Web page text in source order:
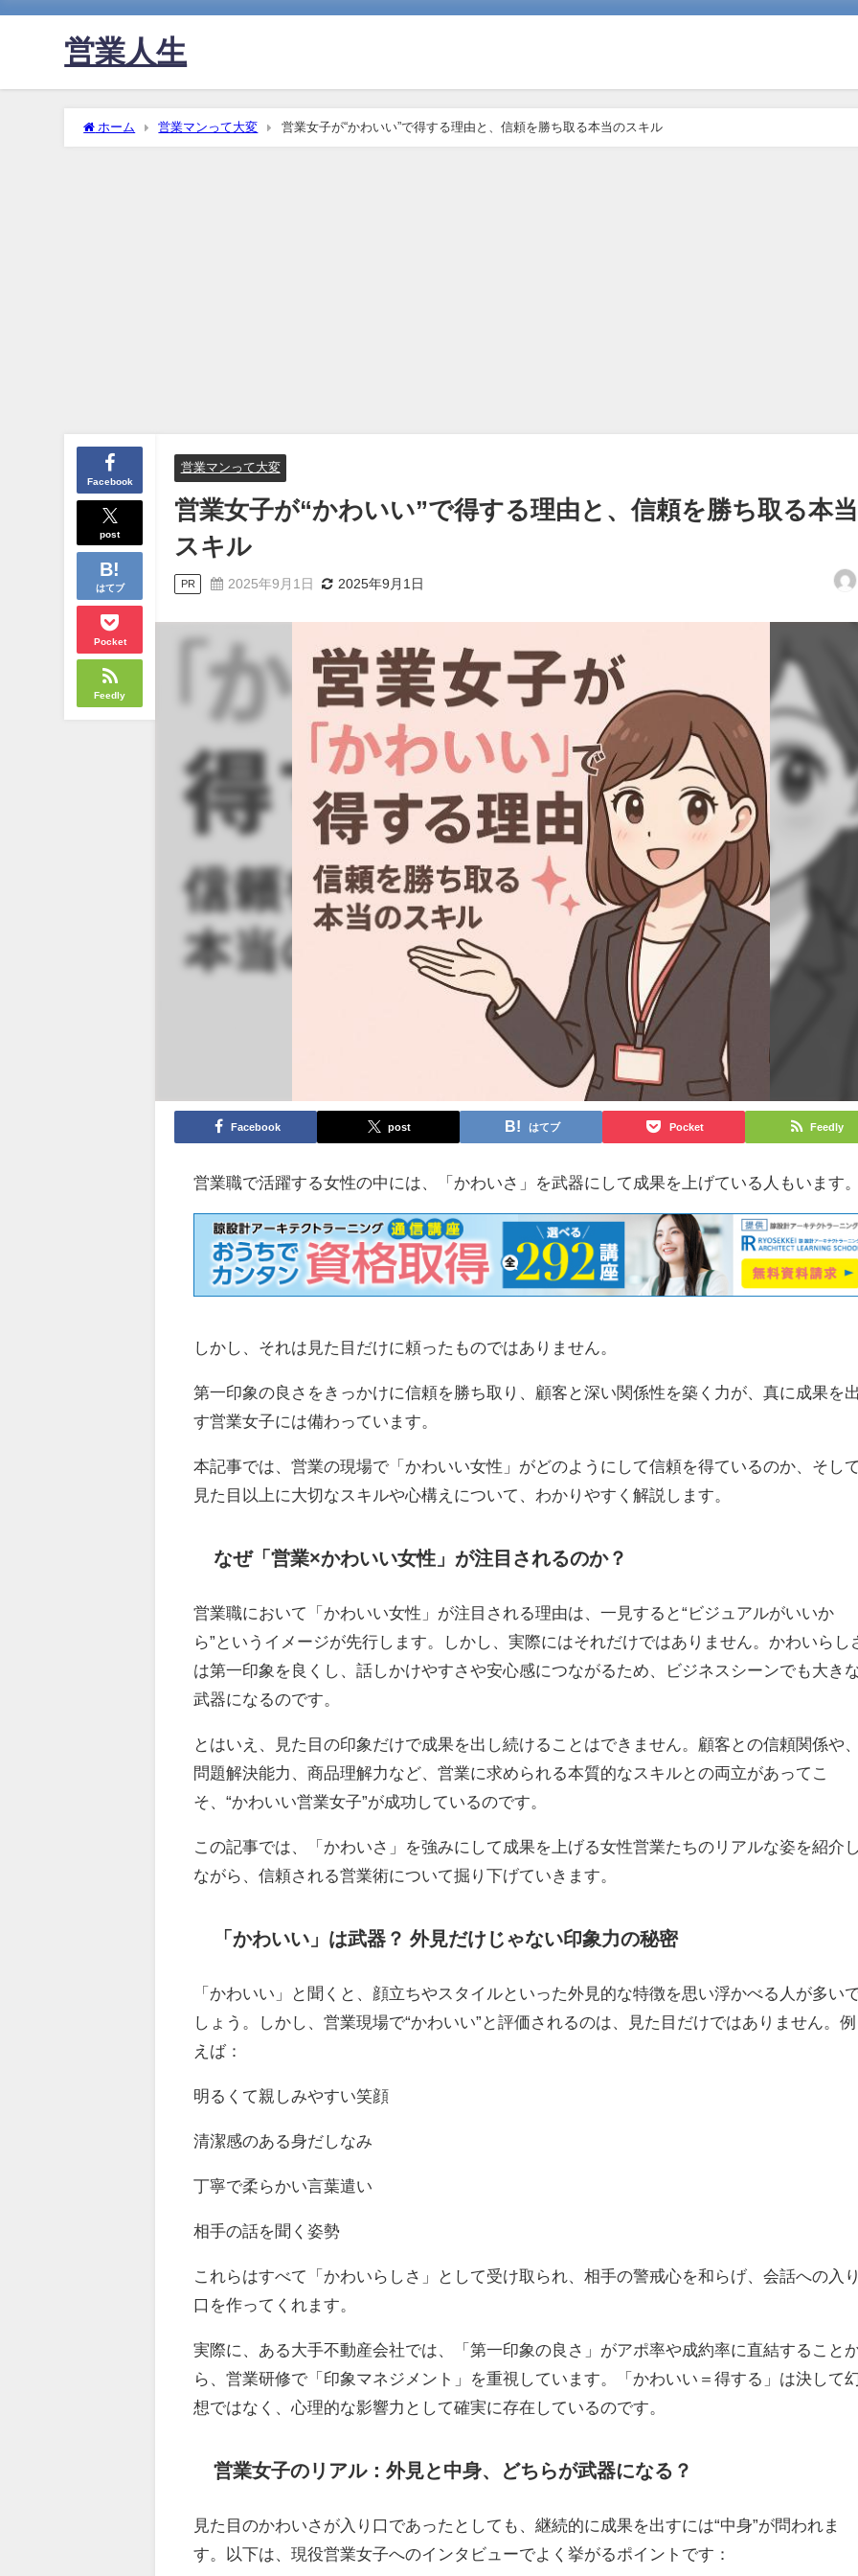
営業人生
ホーム 営業マンって大変 営業女子が“かわいい”で得する理由と、信頼を勝ち取る本当のスキル
Facebook
post
はてブ
Pocket
Feedly
営業マンって大変
営業女子が“かわいい”で得する理由と、信頼を勝ち取る本
スキル
PR 2025年9月1日 2025年9月1日
Facebook post はてブ Pocket Feedly
営業職で活躍する女性の中には、「かわいさ」を武器にして成果を上げている人もいます。
しかし、それは見た目だけに頼ったものではありません。
第一印象の良さをきっかけに信頼を勝ち取り、顧客と深い関係性を築く力が、真に成果を出
す営業女子には備わっています。
本記事では、営業の現場で「かわいい女性」がどのようにして信頼を得ているのか、そして
見た目以上に大切なスキルや心構えについて、わかりやすく解説します。
なぜ「営業×かわいい女性」が注目されるのか？
営業職において「かわいい女性」が注目される理由は、一見すると“ビジュアルがいいか
ら”というイメージが先行します。しかし、実際にはそれだけではありません。かわいらし
は第一印象を良くし、話しかけやすさや安心感につながるため、ビジネスシーンでも大き
武器になるのです。
とはいえ、見た目の印象だけで成果を出し続けることはできません。顧客との信頼関係や、
問題解決能力、商品理解力など、営業に求められる本質的なスキルとの両立があってこ
そ、“かわいい営業女子”が成功しているのです。
この記事では、「かわいさ」を強みにして成果を上げる女性営業たちのリアルな姿を紹介し
ながら、信頼される営業術について掘り下げていきます。
「かわいい」は武器？ 外見だけじゃない印象力の秘密
「かわいい」と聞くと、顔立ちやスタイルといった外見的な特徴を思い浮かべる人が多い
しょう。しかし、営業現場で“かわいい”と評価されるのは、見た目だけではありません。例
えば：
明るくて親しみやすい笑顔
清潔感のある身だしなみ
丁寧で柔らかい言葉遣い
相手の話を聞く姿勢
これらはすべて「かわいらしさ」として受け取られ、相手の警戒心を和らげ、会話への入り
口を作ってくれます。
実際に、ある大手不動産会社では、「第一印象の良さ」がアポ率や成約率に直結すること
ら、営業研修で「印象マネジメント」を重視しています。「かわいい＝得する」は決して
想ではなく、心理的な影響力として確実に存在しているのです。
営業女子のリアル：外見と中身、どちらが武器になる？
見た目のかわいさが入り口であったとしても、継続的に成果を出すには“中身”が問われま
す。以下は、現役営業女子へのインタビューでよく挙がるポイントです：